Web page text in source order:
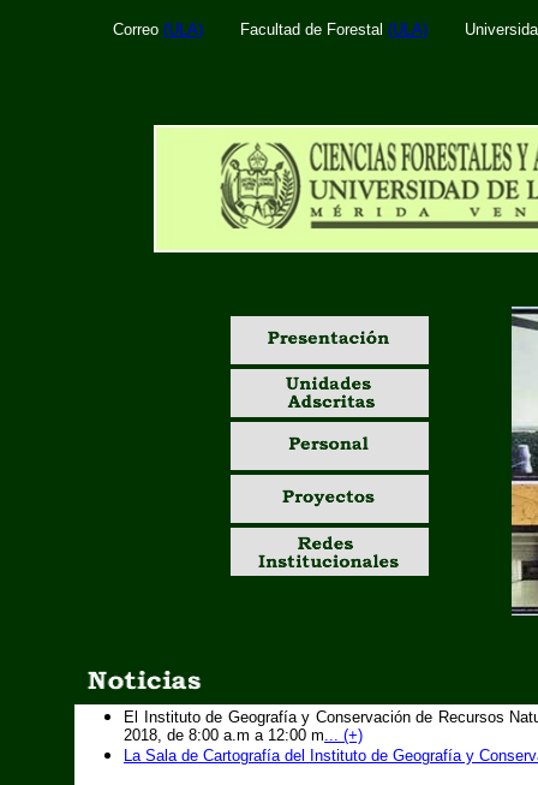
Correo (ULA) Facultad de Forestal (ULA)
El Instituto de Geografía y Conservación de Recursos
2018, de 8:00 a.m a 12:00 m... (+)
La Sala de Cartografía del Instituto de Geografía y